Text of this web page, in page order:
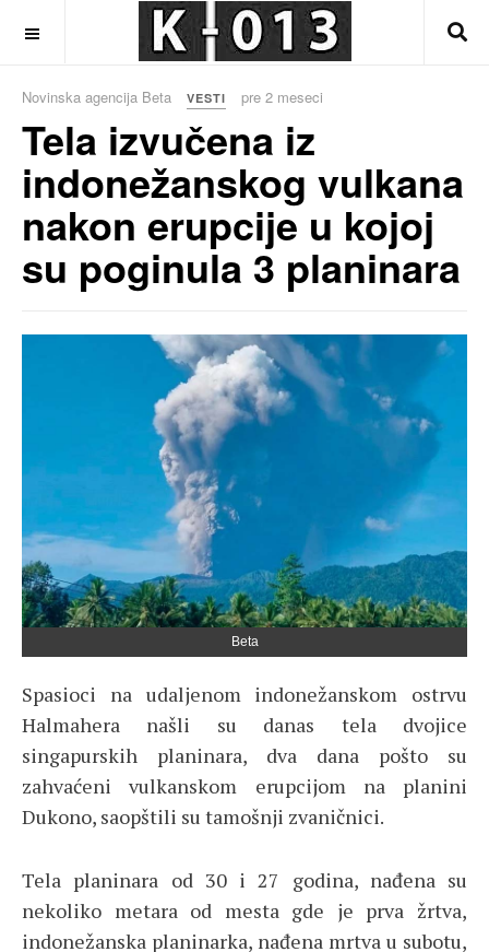
Novinska agencija Beta VESTI pre 2 meseci
Tela izvučena iz
indonežanskog vulkana
nakon erupcije u kojoj
su poginula 3 planinara
Beta
Spasioci na udaljenom indonežanskom ostrvu
Halmahera našli su danas tela dvojice
singapurskih planinara, dva dana pošto su
zahvaćeni vulkanskom erupcijom na planini
Dukono, saopštili su tamošnji zvaničnici.
Tela planinara od 30 i 27 godina, nađena su
nekoliko metara od mesta gde je prva žrtva,
indonežanska planinarka, nađena mrtva u subotu,